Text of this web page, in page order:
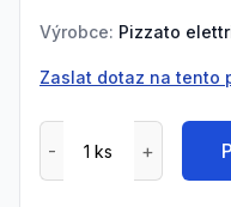
Výrobce: Pizzato
Zaslat dotaz na tento